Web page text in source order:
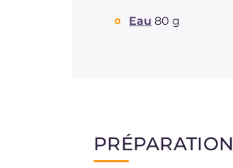
Eau 80 g
PRÉPARATION